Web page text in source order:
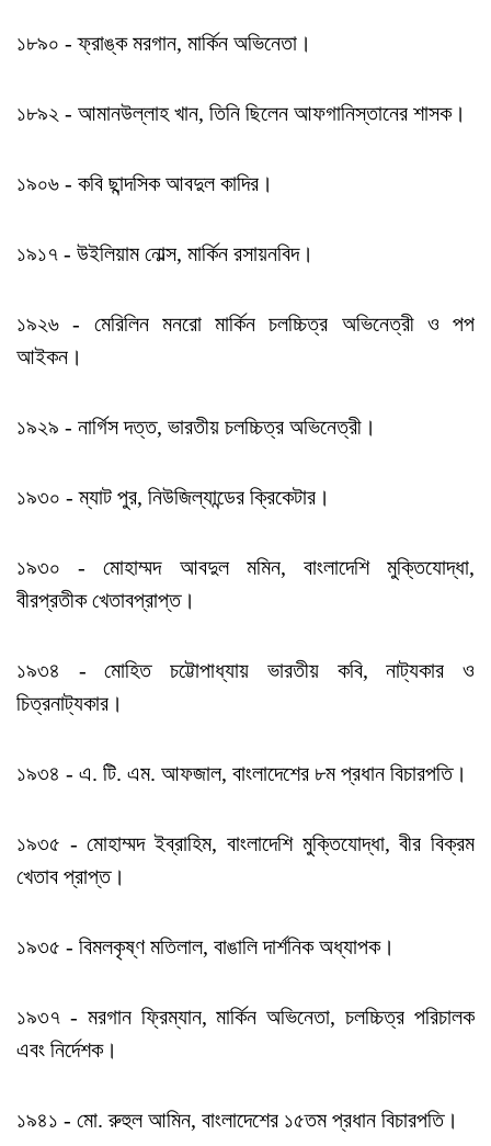
১৮৯০ - ফ্রাঙ্ক মরগান, মার্কিন অভিনেতা।
১৮৯২ - আমানউল্লাহ খান, তিনি ছিলেন আফগানিস্তানের শাসক।
১৯০৬ - কবি ছান্দসিক আবদুল কাদির।
১৯১৭ - উইলিয়াম নোল্স, মার্কিন রসায়নবিদ।
১৯২৬ - মেরিলিন মনরো মার্কিন চলচ্চিত্র অভিনেত্রী ও পপ
আইকন।
১৯২৯ - নার্গিস দত্ত, ভারতীয় চলচ্চিত্র অভিনেত্রী।
১৯৩০ - ম্যাট পুর, নিউজিল্যান্ডের ক্রিকেটার।
১৯৩০ - মোহাম্মদ আবদুল মমিন, বাংলাদেশি মুক্তিযোদ্ধা,
বীরপ্রতীক খেতাবপ্রাপ্ত।
১৯৩৪ - মোহিত চট্টোপাধ্যায় ভারতীয় কবি, নাট্যকার ও
চিত্রনাট্যকার।
১৯৩৪ - এ. টি. এম. আফজাল, বাংলাদেশের ৮ম প্রধান বিচারপতি।
১৯৩৫ - মোহাম্মদ ইব্রাহিম, বাংলাদেশি মুক্তিযোদ্ধা, বীর বিক্রম
খেতাব প্রাপ্ত।
১৯৩৫ - বিমলকৃষ্ণ মতিলাল, বাঙালি দার্শনিক অধ্যাপক।
১৯৩৭ - মরগান ফ্রিম্যান, মার্কিন অভিনেতা, চলচ্চিত্র পরিচালক
এবং নির্দেশক।
১৯৪১ - মো. রুহুল আমিন, বাংলাদেশের ১৫তম প্রধান বিচারপতি।